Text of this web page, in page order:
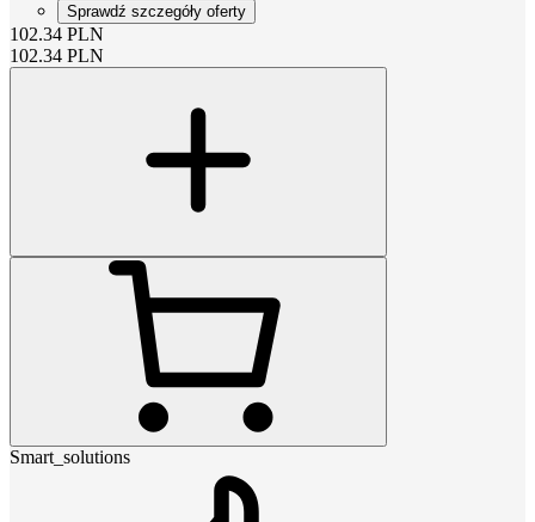
Sprawdź szczegóły oferty
102.34 PLN
102.34 PLN
Smart_solutions